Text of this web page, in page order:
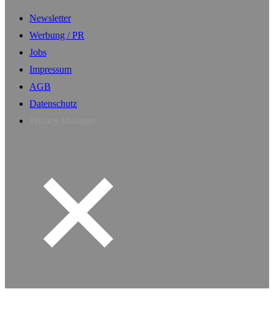
Newsletter
Werbung / PR
Jobs
Impressum
AGB
Datenschutz